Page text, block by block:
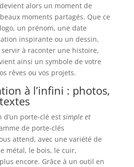
alors un moment de
moments partagés. Que ce
un prénom, une date
inspirante ou un dessin,
à raconter une histoire,
ainsi un symbole de votre
rêves ou vos projets.
à l’infini : photos,
d’un porte-clé est simple et
de porte-clés
attend, avec une variété de
métal, le bois, le cuir,
encore. Grâce à un outil en